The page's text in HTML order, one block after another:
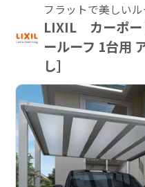
フラットで美しいル
LIXIL カーポー
ールーフ 1台用
し］